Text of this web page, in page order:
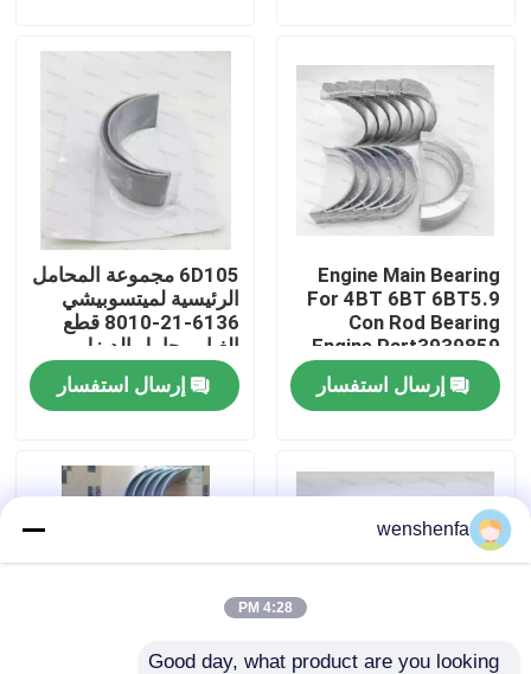
المنتجات
فيديوهات
حولنا
جولة في المصنع
مراقبة الجودة
أخبار
المحرك الرئيسي
Engine Main Bearing
For 4BT 6BT 6BT5.9
Con Rod Bearing
Engine Part3939859
3802070
إرسال استفسار
6D105 مجموعة المحامل
الرئيسية لميتسوبيشي
6136-21-8010 قطع
الغيار محامل الديزل
إرسال استفسار
wenshenfa
4:28 PM
Good day, what product are you looking